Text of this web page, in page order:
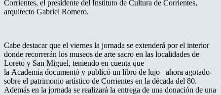
Corrientes, el presidente del Instituto de Cultura de Corrientes,
arquitecto Gabriel Romero.
Cabe destacar que el viernes la jornada se extenderá por el interior
donde recorrerán los museos de arte sacro en las localidades de
Loreto y San Miguel, teniendo en cuenta que
la Academia documentó y publicó un libro de lujo –ahora agotado-
sobre el patrimonio artístico de Corrientes en la década del 80.
Además en la jornada se realizará la entrega de una donación de una